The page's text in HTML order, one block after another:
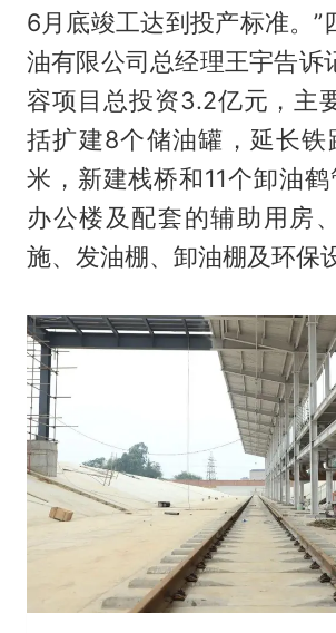
6月底竣工达到投产标准。”
油有限公司总经理王宇告诉
容项目总投资3.2亿元，主
括扩建8个储油罐，延长铁
米，新建栈桥和11个卸油
办公楼及配套的辅助用房
施、发油棚、卸油棚及环保